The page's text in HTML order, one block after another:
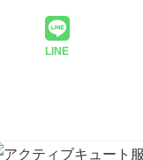
LINE